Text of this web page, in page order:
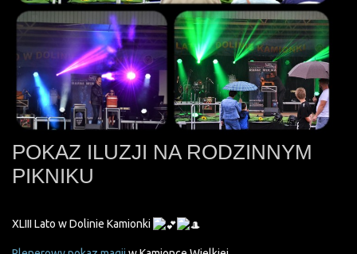
POKAZ ILUZJI NA RODZINNYM
PIKNIKU
XLIII Lato w Dolinie Kamionki